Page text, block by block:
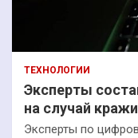
ТЕХНОЛОГИИ
Эксперты
на случай
Эксперты по